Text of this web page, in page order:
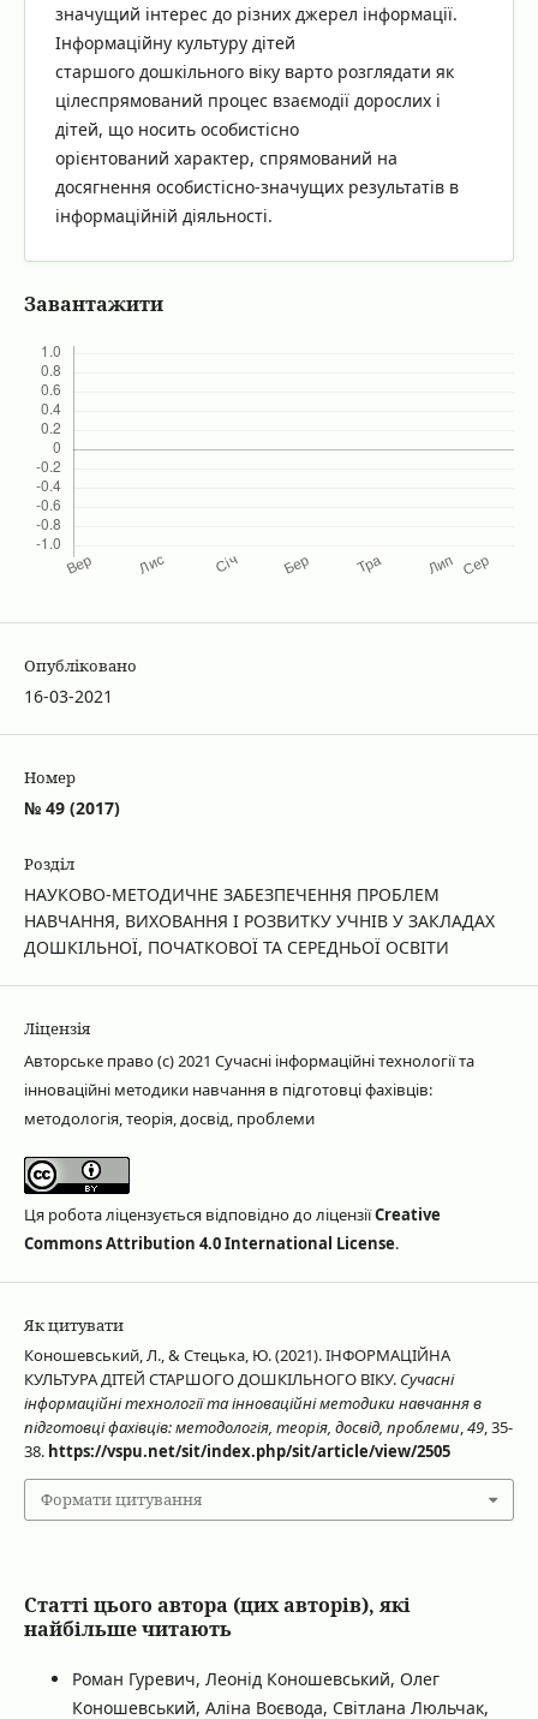
значущий інтерес до різних джерел інформації.
Інформаційну культуру дітей
старшого дошкільного віку варто розглядати як
цілеспрямований процес взаємодії дорослих і
дітей, що носить особистісно
орієнтований характер, спрямований на
досягнення особистісно-значущих результатів в
інформаційній діяльності.
Завантажити
Опубліковано
16-03-2021
Номер
№ 49 (2017)
Розділ
НАУКОВО-МЕТОДИЧНЕ ЗАБЕЗПЕЧЕННЯ ПРОБЛЕМ
НАВЧАННЯ, ВИХОВАННЯ І РОЗВИТКУ УЧНІВ У ЗАКЛАДАХ
ДОШКІЛЬНОЇ, ПОЧАТКОВОЇ ТА СЕРЕДНЬОЇ ОСВІТИ
Ліцензія
Авторське право (c) 2021 Сучасні інформаційні технології та
інноваційні методики навчання в підготовці фахівців:
методологія, теорія, досвід, проблеми
Ця робота ліцензується відповідно до ліцензіїCreative
Commons Attribution 4.0 International License.
Як цитувати
Коношевський, Л., & Стецька, Ю. (2021). ІНФОРМАЦІЙНА
КУЛЬТУРА ДІТЕЙ СТАРШОГО ДОШКІЛЬНОГО ВІКУ. Сучасні
інформаційні технології та інноваційні методики навчання в
підготовці фахівців: методологія, теорія, досвід, проблеми,49, 35-
38. https://vspu.net/sit/index.php/sit/article/view/2505
Формати цитування
Статті цього автора (цих авторів), які
найбільше читають
Роман Гуревич, Леонід Коношевський, Олег
Коношевський, Аліна Воєвода, Світлана Люльчак,